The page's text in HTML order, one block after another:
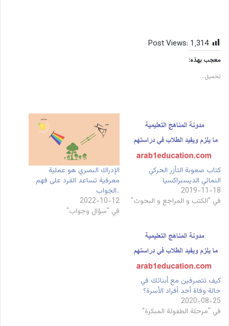
Post Views: 1٬314
معجب بهذه:
تحميل...
كتاب صعوبة التأزر الحركي
النمائي الديسبراكسيا
2019-11-18
في "الكتب و المراجع و البحوث"
الإدراك البصري هو عملية
معرفية تساعد الفرد على فهم
..الجواب
2022-10-12
في "سؤال وجواب"
كيف تتصرفين مع أبنائك في
حالة وفاة أحد أفراد الأسرة؟
2020-08-25
في "مرحلة الطفولة المبكرة"